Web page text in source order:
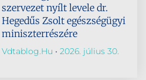
szervezet nyílt levele dr.
Hegedűs Zsolt egészségügyi
miniszterrészére
Vdtablog.hu 2026. július 30.